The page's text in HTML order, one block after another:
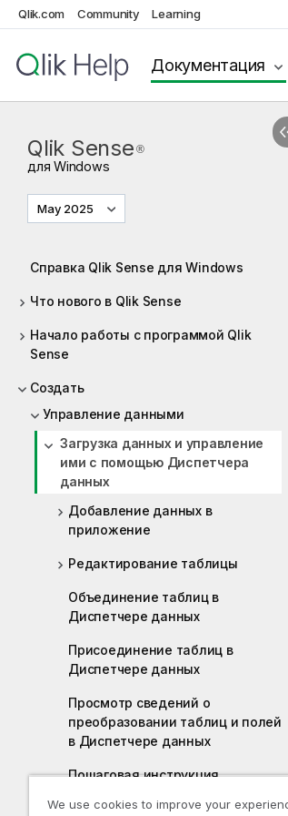
Qlik.com Community Learning
Документация
Qlik Sense ®
для Windows
May 2025
Справка Qlik Sense для Windows
Что нового в Qlik Sense
Начало работы с программой Qlik
Sense
Создать
Управление данными
Загрузка данных и управление
ими с помощью Диспетчера
данных
Добавление данных в
приложение
Редактирование таблицы
Объединение таблиц в
Диспетчере данных
Присоединение таблиц в
Диспетчере данных
Просмотр сведений о
преобразовании таблиц и полей
в Диспетчере данных
Пошаговая инструкция.
помощью принудительного
We use cookies to improve your